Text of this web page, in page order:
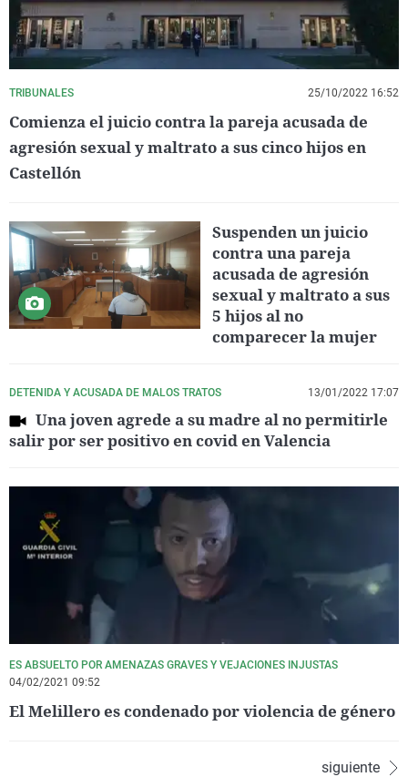
TRIBUNALES 25/10/2022 16:52
Comienza el juicio contra la pareja acusada de
agresión sexual y maltrato a sus cinco hijos en
Castellón
Suspenden un juicio
contra una pareja
acusada de agresión
sexual y maltrato a sus
5 hijos al no
comparecer la mujer
DETENIDA Y ACUSADA DE MALOS TRATOS 13/01/2022 17:07
Una joven agrede a su madre al no permitirle
salir por ser positivo en covid en Valencia
ES ABSUELTO POR AMENAZAS GRAVES Y VEJACIONES INJUSTAS
04/02/2021 09:52
El Melillero es condenado por violencia de género
siguiente